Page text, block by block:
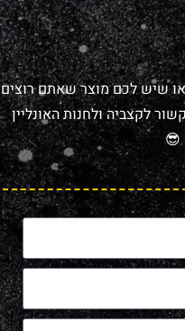
שיש לכם מוצר שאתם רוצים
לקצביה ולחנות האונליין
😎